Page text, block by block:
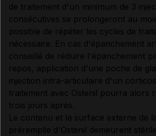
de traitement d'un minimum de 3
consécutives se prolongeront au
possible de répéter les cycles de
nécessaire. En cas d'épanchement
conseillé de réduire l'épanchement
repos, application d'une poche de
injection intra-articulaire d'un
traitement avec Ostenil pourra alors
trois jours après.
Le contenu et la surface externe de
préremplie d'Ostenil demeurent